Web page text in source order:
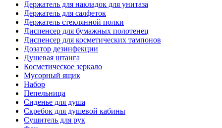
Держатель для накладок для унитаза
Держатель для салфеток
Держатель стеклянной полки
Диспенсер для бумажных полотенец
Диспенсер для косметических тампонов
Дозатор дезинфекции
Душевая штанга
Косметическое зеркало
Мусорный ящик
Набор
Пепельница
Сиденье для душа
Скребок для душевой кабины
Сушитель для рук